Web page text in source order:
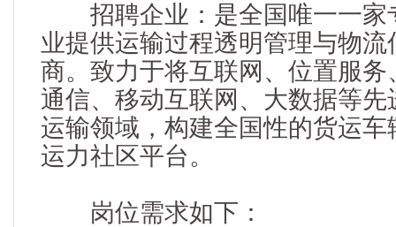
招聘企业：是全国唯一一家
业提供运输过程透明管理与物
商。致力于将互联网、位置服
通信、移动互联网、大数据等
运输领域，构建全国性的货运
运力社区平台。
岗位需求如下：